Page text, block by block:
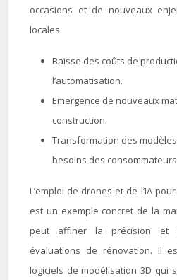
occasions et de nouveaux
locales.
Baisse des coûts de
l’automatisation.
Emergence de nouveaux
construction.
Transformation des
besoins des
L’emploi de drones et de l’IA
est un exemple concret de la
peut affiner la précision et
évaluations de rénovation. Il
logiciels de modélisation 3D qui